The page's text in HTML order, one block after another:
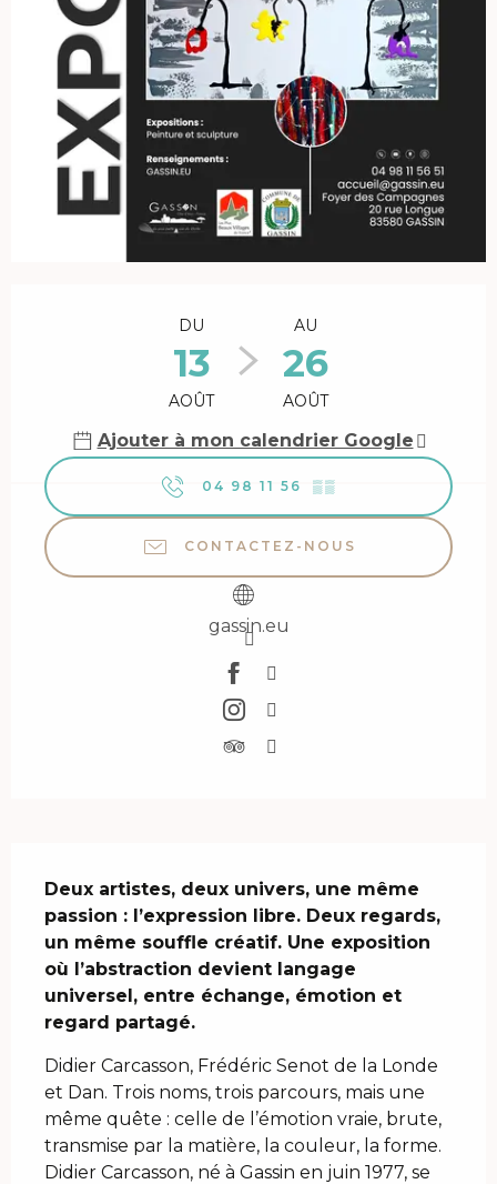
DU
13
AOÛT
AU
26
AOÛT
Ajouter à mon calendrier Google
04 98 11 56 ▒▒
CONTACTEZ-NOUS
gassin.eu
Deux artistes, deux univers, une même
passion : l’expression libre. Deux regards,
un même souffle créatif. Une exposition
où l’abstraction devient langage
universel, entre échange, émotion et
regard partagé.
Didier Carcasson, Frédéric Senot de la Londe
et Dan. Trois noms, trois parcours, mais une
même quête : celle de l’émotion vraie, brute,
transmise par la matière, la couleur, la forme.
Didier Carcasson, né à Gassin en juin 1977, se